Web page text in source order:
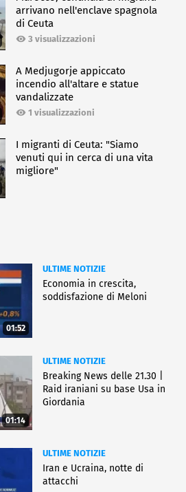
arrivano nell'enclave spagnola
di Ceuta
3 visualizzazioni
A Medjugorje appiccato
incendio all'altare e statue
vandalizzate
1 visualizzazioni
I migranti di Ceuta: "Siamo
venuti qui in cerca di una vita
migliore"
01:52
ULTIME NOTIZIE
Economia in crescita,
soddisfazione di Meloni
01:14
ULTIME NOTIZIE
Breaking News delle 21.30 |
Raid iraniani su base Usa in
Giordania
ULTIME NOTIZIE
Iran e Ucraina, notte di
attacchi